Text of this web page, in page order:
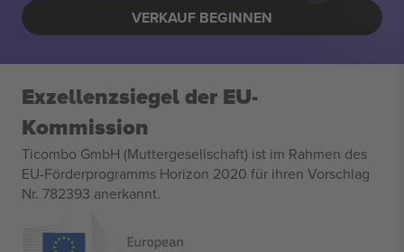
VERKAUF BEGINNEN
Exzellenzsiegel der EU-
Kommission
Ticombo GmbH (Muttergesellschaft) ist im Rahmen des
EU-Förderprogramms Horizon 2020 für ihren Vorschlag
Nr. 782393 anerkannt.